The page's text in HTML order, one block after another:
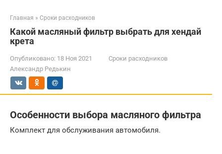
Главная » Сроки расходников
Какой масляный фильтр выбрать для хендай
крета
Опубликовано: 18 Ноя 2021
Сроки расходников
Александр Редькин
Особенности выбора масляного фильтра
Комплект для обслуживания автомобиля.